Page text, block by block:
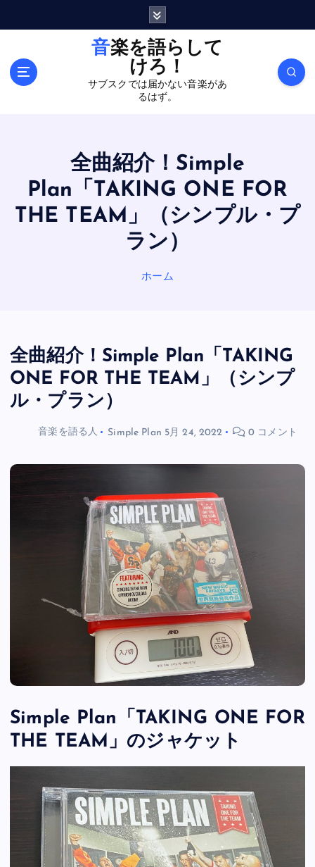
音楽を語らして
けろ！
サブスクでは届かない音楽があ
るはず。
全曲紹介！Simple
Plan「TAKING ONE FOR
THE TEAM」（シンプル・プ
ラン）
ホーム
全曲紹介！Simple Plan「TAKING
ONE FOR THE TEAM」（シンプ
ル・プラン）
音楽を語る人 Simple Plan 5月 24, 2022 0 コメント
Simple Plan「TAKING ONE FOR
THE TEAM」のジャケット